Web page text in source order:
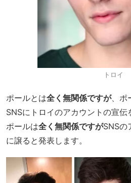
トロイ
ポールとは全く無関係ですが、ポ
SNSにトロイのアカウントの宣
ポールは全く無関係ですがSNSの
に譲ると発表します。